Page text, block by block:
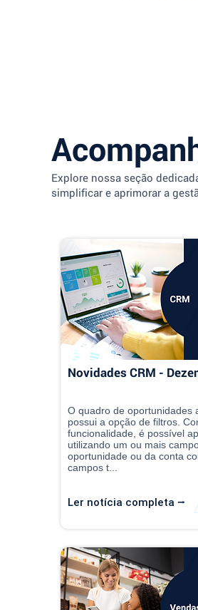
Explore nossa seção
simplificar e aprimorar a
Novidades CRM -
O quadro de oportunidades
possui a opção de filtros.
funcionalidade, é possível
utilizando um ou mais
oportunidade ou da conta
campos t...
Ler notícia completa ⭢